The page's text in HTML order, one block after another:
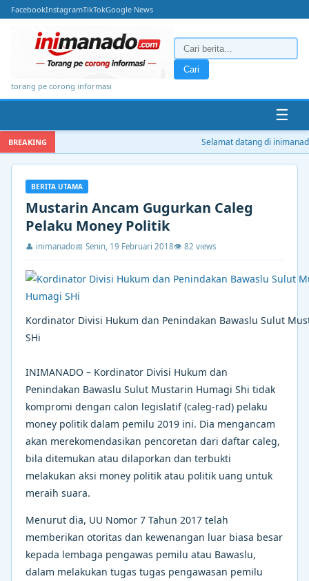
FacebookInstagramTikTokGoogle News
torang pe corong informasi
Cari
☰
BREAKING Selamat datang di
BERITA UTAMA
Mustarin Ancam Gugurkan Caleg
Pelaku Money Politik
👤 inimanado📅 Senin, 19 Februari 2018👁 82 views
Kordinator Divisi Hukum dan Penindakan Bawaslu Sulut
SHi
INIMANADO – Kordinator Divisi Hukum dan
Penindakan Bawaslu Sulut Mustarin Humagi Shi tidak
kompromi dengan calon legislatif (caleg-rad) pelaku
money politik dalam pemilu 2019 ini. Dia mengancam
akan merekomendasikan pencoretan dari daftar caleg,
bila ditemukan atau dilaporkan dan terbukti
melakukan aksi money politik atau politik uang untuk
meraih suara.
Menurut dia, UU Nomor 7 Tahun 2017 telah
memberikan otoritas dan kewenangan luar biasa besar
kepada lembaga pengawas pemilu atau Bawaslu,
dalam melakukan tugas tugas pengawasan pemilu